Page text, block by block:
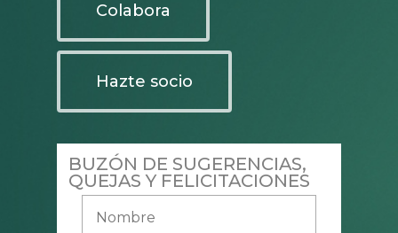
Colabora
Hazte socio
BUZÓN DE SUGERENCIAS,
QUEJAS Y FELICITACIONES